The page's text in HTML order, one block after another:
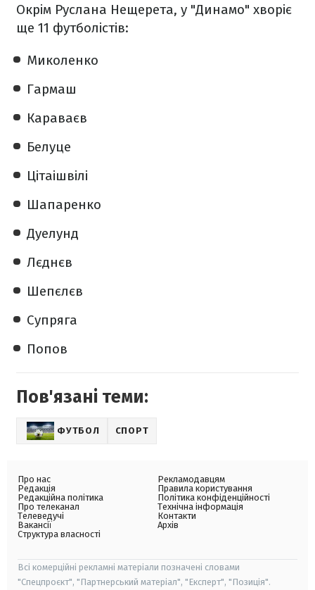
Окрім Руслана Нещерета, у "Динамо" хворіє
ще 11 футболістів:
Миколенко
Гармаш
Караваєв
Белуце
Цітаішвілі
Шапаренко
Дуелунд
Лєднєв
Шепєлєв
Супряга
Попов
Пов'язані теми:
ФУТБОЛ СПОРТ
Про нас
Редакція
Редакційна політика
Про телеканал
Телеведучі
Вакансії
Структура власності
Рекламодавцям
Правила користування
Політика конфіденційності
Технічна інформація
Контакти
Архів
Всі комерційні рекламні матеріали позначені словами
"Спецпроєкт", "Партнерський матеріал", "Експерт", "Позиція".